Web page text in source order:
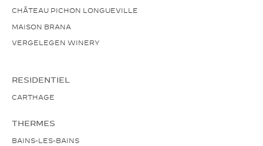
CHÂTEAU PICHON LONGUEVILLE
MAISON BRANA
VERGELEGEN WINERY
RESIDENTIEL
CARTHAGE
THERMES
BAINS-LES-BAINS